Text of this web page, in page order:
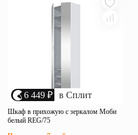
6 449 ₽ в Сплит
Шкаф в прихожую с зеркалом Моби
белый REG/75